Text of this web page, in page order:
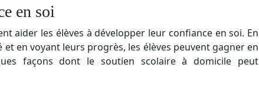
en soi
aider les élèves à développer leur confiance en soi. En
en voyant leurs progrès, les élèves peuvent gagner en
façons dont le soutien scolaire à domicile peut